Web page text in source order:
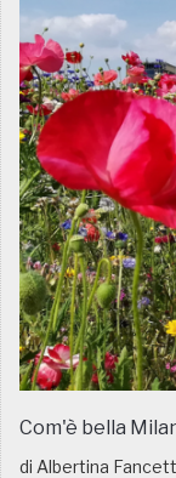
Com'è bella
di Albertina